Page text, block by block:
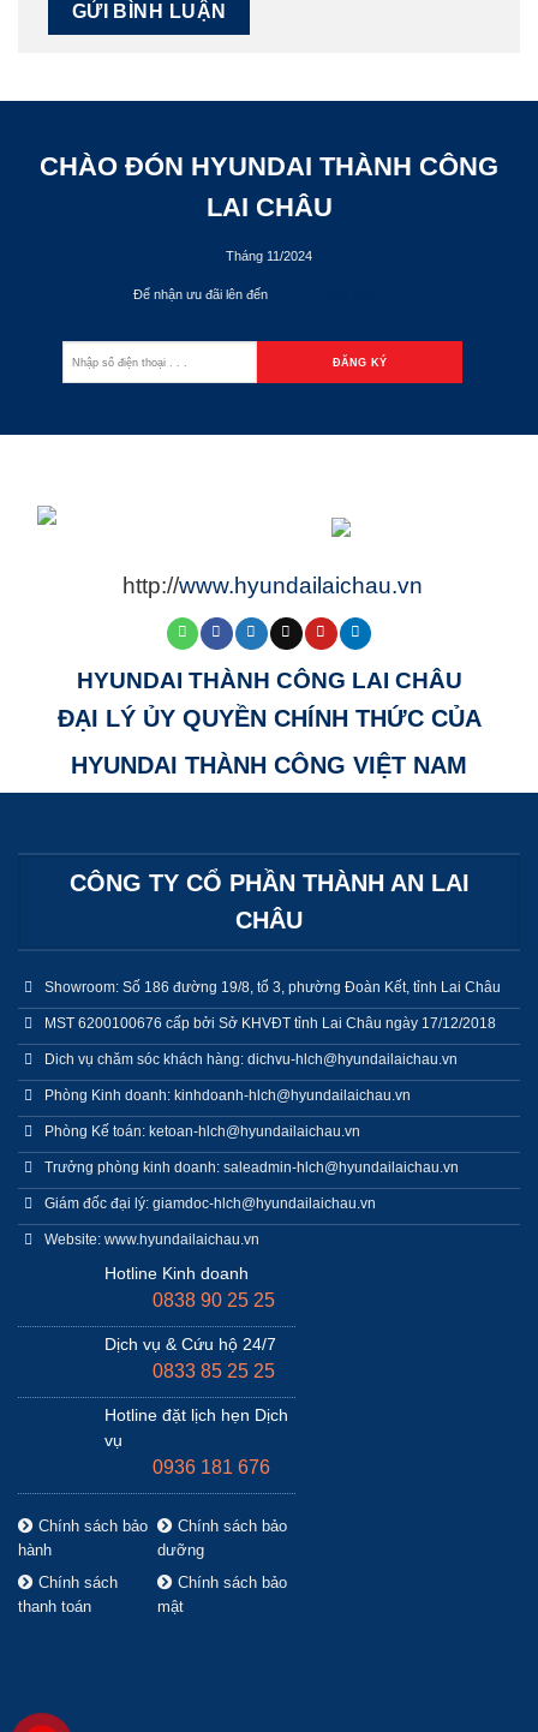
CHÀO ĐÓN HYUNDAI THÀNH CÔNG
LAI CHÂU
Tháng 11/2024
Để nhận ưu đãi lên đến
http://www.hyundailaichau.vn
HYUNDAI THÀNH CÔNG LAI CHÂU
ĐẠI LÝ ỦY QUYỀN CHÍNH THỨC CỦA
HYUNDAI THÀNH CÔNG VIỆT NAM
CÔNG TY CỔ PHẦN THÀNH AN LAI
CHÂU
Showroom: Số 186 đường 19/8, tổ 3, phường Đoàn Kết, tỉnh Lai Châu
MST 6200100676 cấp bởi Sở KHVĐT tỉnh Lai Châu ngày 17/12/2018
Dich vụ chăm sóc khách hàng: dichvu-hlch@hyundailaichau.vn
Phòng Kinh doanh: kinhdoanh-hlch@hyundailaichau.vn
Phòng Kế toán: ketoan-hlch@hyundailaichau.vn
Trưởng phòng kinh doanh: saleadmin-hlch@hyundailaichau.vn
Giám đốc đại lý: giamdoc-hlch@hyundailaichau.vn
Website: www.hyundailaichau.vn
Hotline Kinh doanh
0838 90 25 25
Dịch vụ & Cứu hộ 24/7
0833 85 25 25
Hotline đặt lịch hẹn Dịch
vụ
0936 181 676
Chính sách bảo
hành
Chính sách bảo
dưỡng
Chính sách
thanh toán
Chính sách bảo
mật